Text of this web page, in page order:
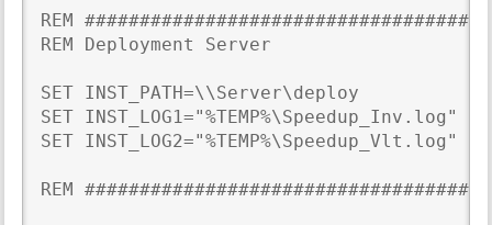
REM
REM Deployment Server
SET INST_PATH=\\Server\deploy
SET INST_LOG1="%TEMP%\Speedup_Inv.log"
SET INST_LOG2="%TEMP%\Speedup_Vlt.log"
REM